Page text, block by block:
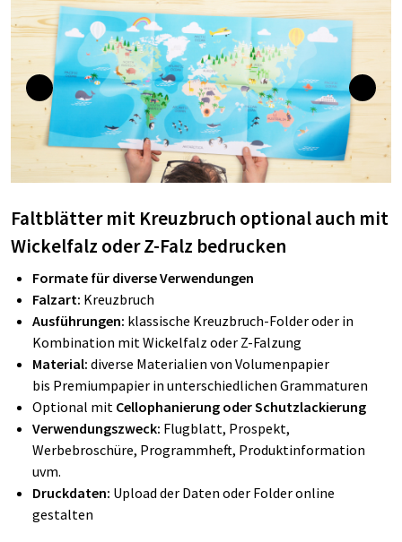
Faltblätter mit Kreuzbruch optional auch mit
Wickelfalz oder Z-Falz bedrucken
Formate für diverse Verwendungen
Falzart: Kreuzbruch
Ausführungen: klassische Kreuzbruch-Folder oder in
Kombination mit Wickelfalz oder Z-Falzung
Material: diverse Materialien von Volumenpapier
bis Premiumpapier in unterschiedlichen Grammaturen
Optional mit Cellophanierung oder Schutzlackierung
Verwendungszweck: Flugblatt, Prospekt,
Werbebroschüre, Programmheft, Produktinformation
uvm.
Druckdaten: Upload der Daten oder Folder online
gestalten